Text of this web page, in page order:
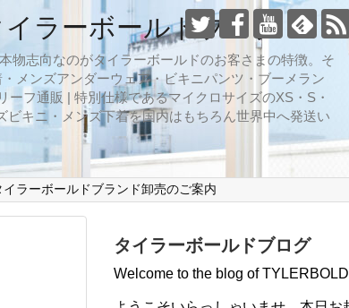
ラーボールドブログ
物志向なのがタイラーボールドのお客さまの特徴。そ
メンズアンダーウェア・ビキニパンツ・ブーメラン
フ通販 | 特別仕様であるマイクロサイズのXS・S・
キニ・メンズ下着を国内はもちろん世界中へ発送い
イラーボールドブランド卸売のご案内
タイラーボールドブログ
Welcome to the blog of